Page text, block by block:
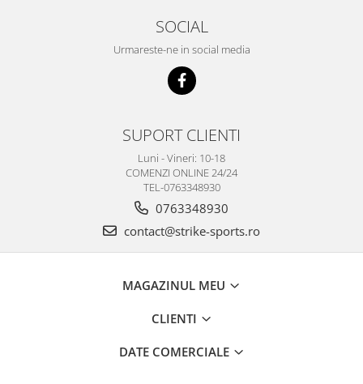
SOCIAL
Urmareste-ne in social media
SUPORT CLIENTI
Luni - Vineri: 10-18
COMENZI ONLINE 24/24
TEL-0763348930
0763348930
contact@strike-sports.ro
MAGAZINUL MEU
CLIENTI
DATE COMERCIALE